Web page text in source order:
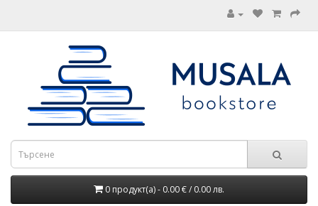
0 продукт(а) - 0.00 € / 0.00 лв.